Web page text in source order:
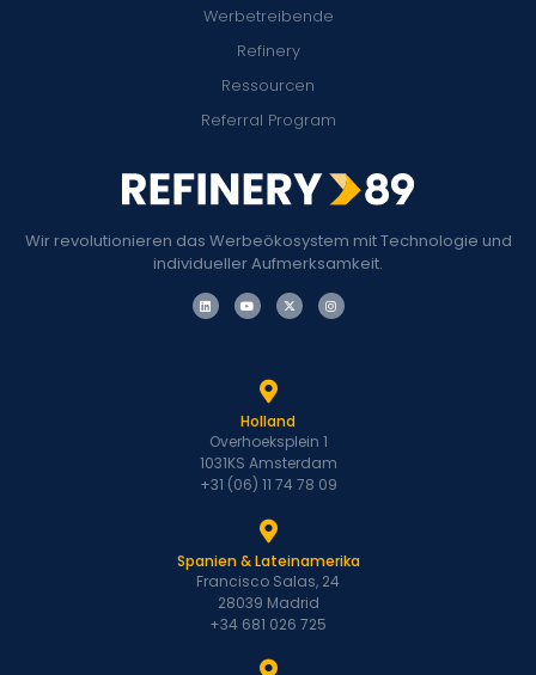
Wir revolutionieren das Werbeökosystem mit Technologie und
individueller Aufmerksamkeit.
Werbetreibende
Refinery
Ressourcen
Referral Program
Holland
Overhoeksplein 1
1031KS Amsterdam
+31 (06) 11 74 78 09
Spanien & Lateinamerika
Francisco Salas, 24
28039 Madrid
+34 681 026 725